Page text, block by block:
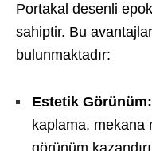
Portakal desenli
sahiptir. Bu
bulunmaktadır:
Estetik Görünüm:
kaplama, mekana
görünüm